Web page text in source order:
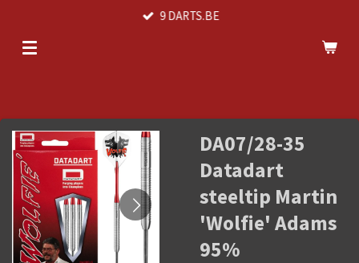
naar
9 DARTS.BE
DA07/28-35
Datadart
steeltip Martin
'Wolfie' Adams
95%